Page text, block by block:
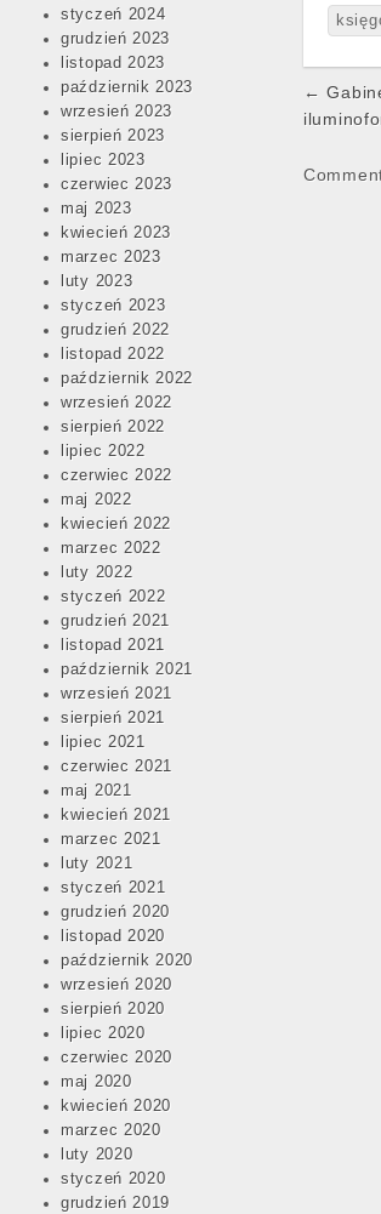
styczeń 2024
grudzień 2023
listopad 2023
październik 2023
wrzesień 2023
sierpień 2023
lipiec 2023
czerwiec 2023
maj 2023
kwiecień 2023
marzec 2023
luty 2023
styczeń 2023
grudzień 2022
listopad 2022
październik 2022
wrzesień 2022
sierpień 2022
lipiec 2022
czerwiec 2022
maj 2022
kwiecień 2022
marzec 2022
luty 2022
styczeń 2022
grudzień 2021
listopad 2021
październik 2021
wrzesień 2021
sierpień 2021
lipiec 2021
czerwiec 2021
maj 2021
kwiecień 2021
marzec 2021
luty 2021
styczeń 2021
grudzień 2020
listopad 2020
październik 2020
wrzesień 2020
sierpień 2020
lipiec 2020
czerwiec 2020
maj 2020
kwiecień 2020
marzec 2020
luty 2020
styczeń 2020
grudzień 2019
Post
←